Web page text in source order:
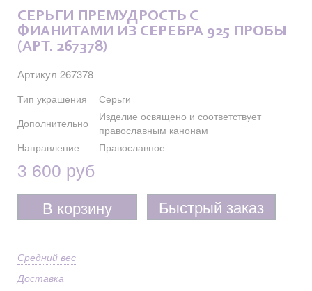
СЕРЬГИ ПРЕМУДРОСТЬ С
ФИАНИТАМИ ИЗ СЕРЕБРА 925 ПРОБЫ
(АРТ. 267378)
Артикул 267378
Тип украшения
Серьги
Дополнительно
Изделие освящено и соответствует
православным канонам
Направление
Православное
3 600 руб
В корзину Быстрый заказ
Средний вес
Доставка